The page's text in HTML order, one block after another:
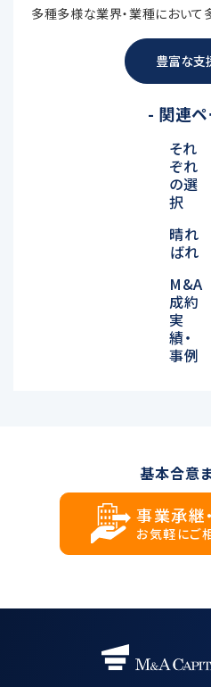
多種多様な業界・業種において
豊富な支
- 関連
それ
ぞれ
の選
択
晴れ
ばれ
M&A
成約
実
績・
事例
基本合意
事業承継
お気軽にご